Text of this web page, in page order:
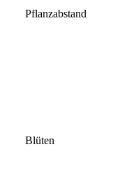
Pflanzabstand
Blüten